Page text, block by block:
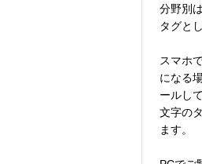
分野別
タグと
スマホ
になる
ールし
文字の
ます。